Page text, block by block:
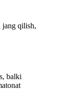
jang qilish,
balki